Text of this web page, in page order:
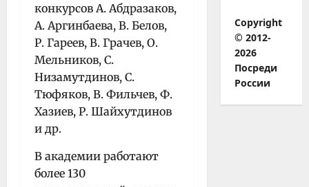
конкурсов А. Абдразаков,
А. Аргинбаева, В. Белов,
Р. Гареев, В. Грачев, О.
Мельников, С.
Низамутдинов, С.
Тюфяков, В. Фильчев, Ф.
Хазиев, Р. Шайхутдинов
и др.
В академии работают
более 130
Copyright
© 2012-
2026
Посреди
России